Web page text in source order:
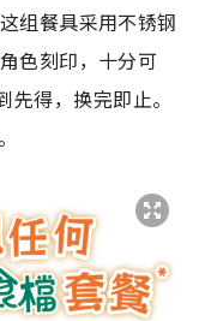
组餐具采用不锈钢
色刻印，十分可
得，换完即止。